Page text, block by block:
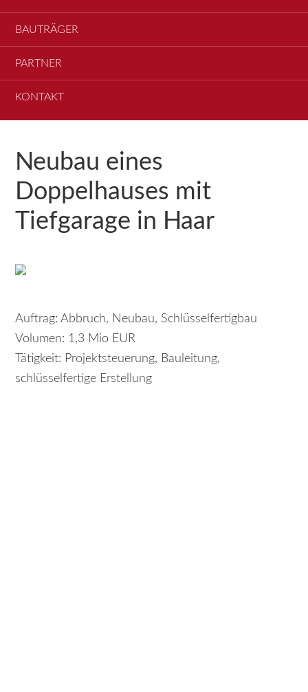
BAUTRÄGER
PARTNER
KONTAKT
Neubau eines
Doppelhauses mit
Tiefgarage in Haar
Auftrag: Abbruch, Neubau, Schlüsselfertigbau
Volumen: 1,3 Mio EUR
Tätigkeit: Projektsteuerung, Bauleitung,
schlüsselfertige Erstellung